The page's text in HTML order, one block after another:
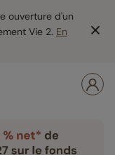
ouverture d'un
Vie 2. En